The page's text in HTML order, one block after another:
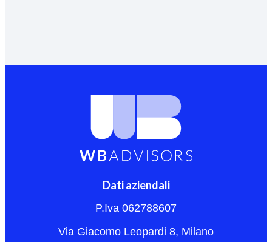
Dati aziendali
P.Iva 062788607
Via Giacomo Leopardi 8, Milano